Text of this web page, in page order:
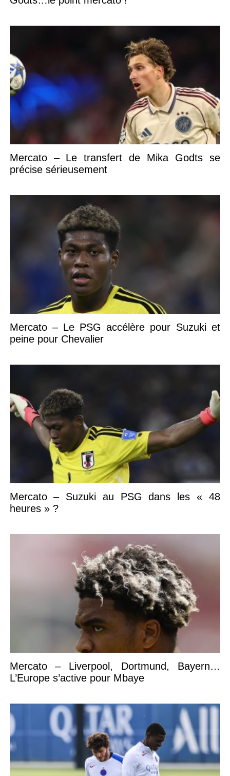
Mercato – Le transfert de Mika Godts se
précise sérieusement
Mercato – Le PSG accélère pour Suzuki et
peine pour Chevalier
Mercato – Suzuki au PSG dans les « 48
heures » ?
Mercato – Liverpool, Dortmund, Bayern…
L’Europe s’active pour Mbaye